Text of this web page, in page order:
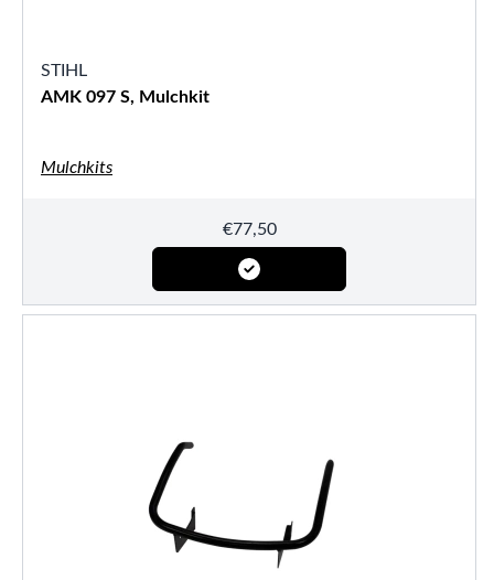
STIHL
AMK 097 S, Mulchkit
Mulchkits
€77,50